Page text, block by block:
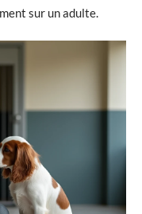
sur un adulte.